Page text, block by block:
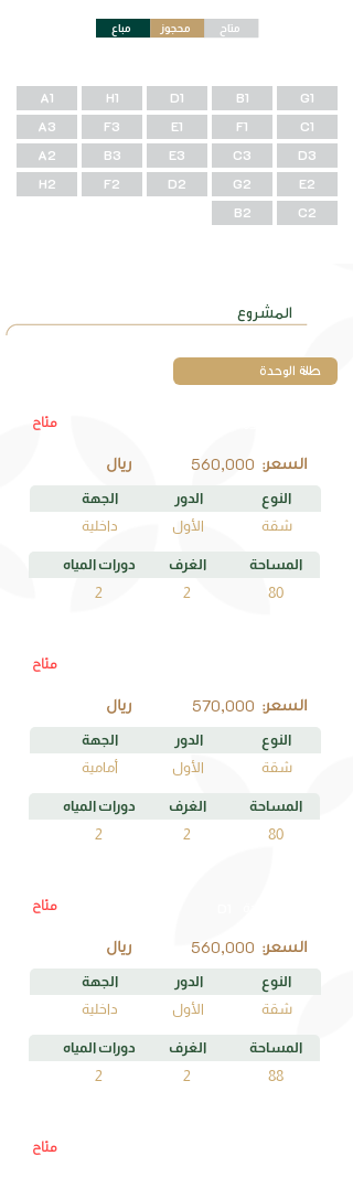
متاح محجوز مباع
G1
C1
D3
E2
C2
B1
F1
C3
G2
B2
D1
E1
E3
D2
H1
F3
B3
F2
A1
A3
A2
H2
المشروع
متاح
ريال 560,000 السعر:
النوع
الدور
الجهة
شقة
الأول داخلية
المساحة الغرف دورات المياه
80
2
2
متاح
ريال 570,000 السعر:
النوع
الدور
الجهة
شقة
الأول أمامية
المساحة الغرف دورات المياه
80
2
2
متاح
ريال 560,000 السعر:
النوع
الدور
الجهة
شقة
الأول داخلية
المساحة الغرف دورات المياه
88
2
2
متاح